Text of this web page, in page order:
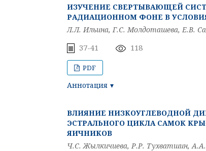
ИЗУЧЕНИЕ СВЕРТЫВАЮЩЕЙ
РАДИАЦИОННОМ ФОНЕ В
Л.Л. Ильина, Г.С. Молдоташева, Е.В.
37-41 118
PDF
Аннотация
ВЛИЯНИЕ НИЗКОУГЛЕВОДНОЙ
ЭСТРАЛЬНОГО ЦИКЛА САМОК
ЯИЧНИКОВ
Ч.С. Жылкичиева, Р.Р. Тухватшин, А.А.